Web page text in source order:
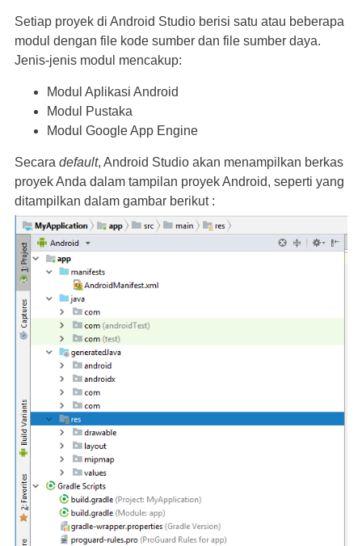
Setiap proyek di Android Studio berisi satu atau beberapa
modul dengan file kode sumber dan file sumber daya.
Jenis-jenis modul mencakup:
Modul Aplikasi Android
Modul Pustaka
Modul Google App Engine
Secara default, Android Studio akan menampilkan berkas
proyek Anda dalam tampilan proyek Android, seperti yang
ditampilkan dalam gambar berikut :